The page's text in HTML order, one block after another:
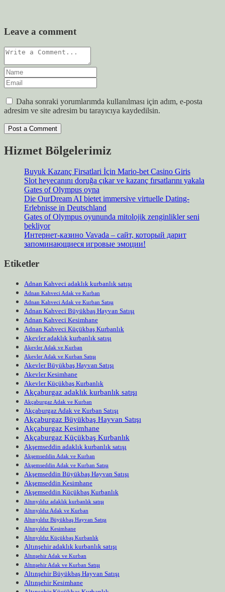
Leave a comment
Daha sonraki yorumlarımda kullanılması için adım, e-posta
adresim ve site adresim bu tarayıcıya kaydedilsin.
Hizmet Bölgelerimiz
Buyuk Kazanç Firsatlari İçin Mario-bet Casino Giris
Slot heyecanını doruğa çıkar ve kazanç fırsatlarını yakala
Gates of Olympus oyna
Die OurDream AI bietet immersive virtuelle Dating-
Erlebnisse in Deutschland
Gates of Olympus oyununda mitolojik zenginlikler seni
bekliyor
Интернет-казино Vavada – сайт, который дарит
запоминающиеся игровые эмоции!
Etiketler
Adnan Kahveci adaklık kurbanlık satışı
Adnan Kahveci Adak ve Kurban
Adnan Kahveci Adak ve Kurban Satışı
Adnan Kahveci Büyükbaş Hayvan Satışı
Adnan Kahveci Kesimhane
Adnan Kahveci Küçükbaş Kurbanlık
Akevler adaklık kurbanlık satışı
Akevler Adak ve Kurban
Akevler Adak ve Kurban Satışı
Akevler Büyükbaş Hayvan Satışı
Akevler Kesimhane
Akevler Küçükbaş Kurbanlık
Akçaburgaz adaklık kurbanlık satışı
Akçaburgaz Adak ve Kurban
Akçaburgaz Adak ve Kurban Satışı
Akçaburgaz Büyükbaş Hayvan Satışı
Akçaburgaz Kesimhane
Akçaburgaz Küçükbaş Kurbanlık
Akşemseddin adaklık kurbanlık satışı
Akşemseddin Adak ve Kurban
Akşemseddin Adak ve Kurban Satışı
Akşemseddin Büyükbaş Hayvan Satışı
Akşemseddin Kesimhane
Akşemseddin Küçükbaş Kurbanlık
Altınyıldız adaklık kurbanlık satışı
Altınyıldız Adak ve Kurban
Altınyıldız Büyükbaş Hayvan Satışı
Altınyıldız Kesimhane
Altınyıldız Küçükbaş Kurbanlık
Altınşehir adaklık kurbanlık satışı
Altınşehir Adak ve Kurban
Altınşehir Adak ve Kurban Satışı
Altınşehir Büyükbaş Hayvan Satışı
Altınşehir Kesimhane